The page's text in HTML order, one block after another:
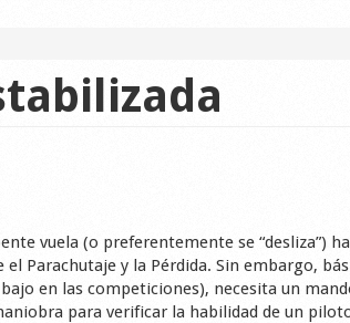
vuela (o preferentemente se “desliza”)
el Parachutaje y la Pérdida. Sin embargo,
en las competiciones), necesita un
para verificar la habilidad de un